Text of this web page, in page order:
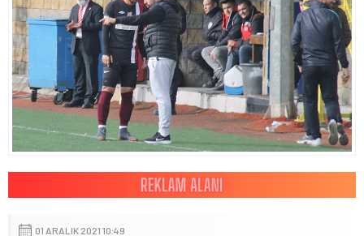
01 ARALIK 2021 10:49